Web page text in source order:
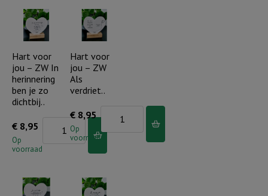
ZW
In
mijn
hart
zal
altijd
houden
ZW
De
sterren
fonkelen
en
stralen..
Hart voor
jou – ZW In
herinnering
ben je zo
dichtbij..
€ 8,95
Op
voorraad
ZW
Hart voor
jou – ZW
Als
verdriet..
€ 8,95
Op
voorraad
voor
ZW
Als